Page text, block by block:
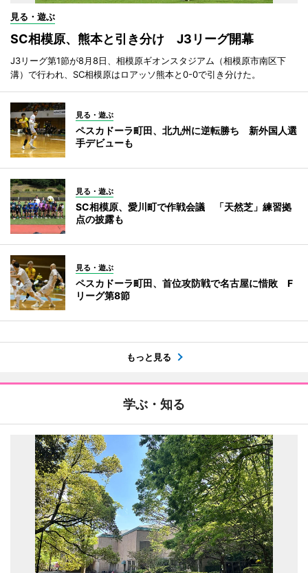
見る・遊ぶ
SC相模原、熊本と引き分け J3リーグ開幕
J3リーグ第1節が8月8日、相模原ギオンスタジアム（相模原市南区下
溝）で行われ、SC相模原はロアッソ熊本と0-0で引き分けた。
見る・遊ぶ
ペスカドーラ町田、北九州に逆転勝ち 新外国人選
手デビューも
見る・遊ぶ
SC相模原、愛川町で作戦会議 「天然芝」練習拠
点の披露も
見る・遊ぶ
ペスカドーラ町田、首位攻防戦で名古屋に惜敗 F
リーグ第8節
もっと見る
学ぶ・知る